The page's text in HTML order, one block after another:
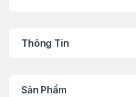
Thông Tin
Sản Phẩm